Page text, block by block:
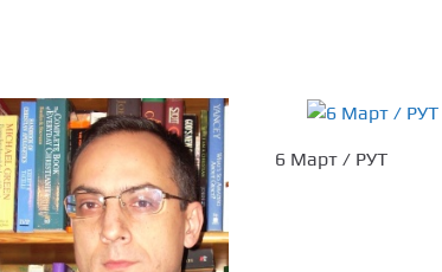
6 Март / РУТ